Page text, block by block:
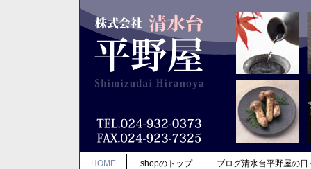
HOME shopのトップ ブログ清水台平野屋の日